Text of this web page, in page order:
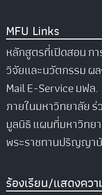
MFU Links
หลักสูตรที่เปิดสอนก
วิจัยและนวัตกรรมผ
MailE-Serviceมฟล.
ภายในมหาวิทยาลัยร่
มูลนิธิแผนที่มหาวิทย
พระราชทานปริญญา
ร้องเรียน/แสดงคว